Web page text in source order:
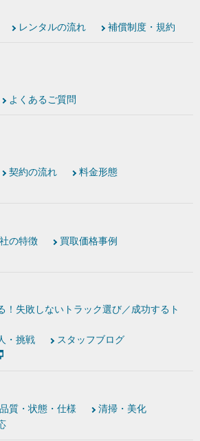
レンタルの流れ 補償制度・規約
よくあるご質問
契約の流れ
料金形態
の特徴
買取価格事例
！失敗しないトラック選び／成功するト
・挑戦
スタッフブログ
質・状態・仕様
清掃・美化